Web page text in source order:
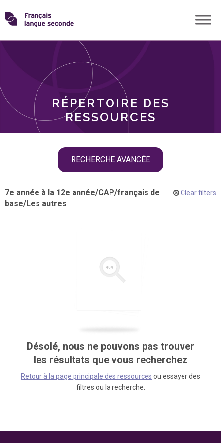
Skip
toTransformons
langue
RÉPERTOIRE DES
RESSOURCES
RECHERCHE AVANCÉE
THÈMES
7e année à la 12e année/CAP/français de
base/Les autres
Clear filters
Désolé, nous ne pouvons pas trouver
les résultats que vous recherchez
Retour à la page principale des ressources ou essayer des
filtres ou la recherche.